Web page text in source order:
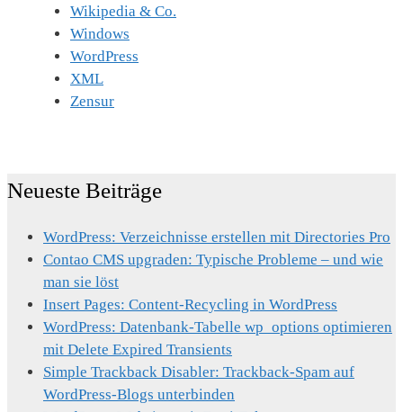
Wikipedia & Co.
Windows
WordPress
XML
Zensur
Neueste Beiträge
WordPress: Verzeichnisse erstellen mit Directories Pro
Contao CMS upgraden: Typische Probleme – und wie
man sie löst
Insert Pages: Content-Recycling in WordPress
WordPress: Datenbank-Tabelle wp_options optimieren
mit Delete Expired Transients
Simple Trackback Disabler: Trackback-Spam auf
WordPress-Blogs unterbinden